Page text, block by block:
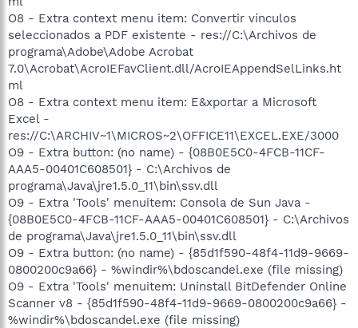
O8 - Extra context menu item: Convertir vínculos
seleccionados a PDF existente - res://C:\Archivos de
programa\Adobe\Adobe Acrobat
7.0\Acrobat\AcroIEFavClient.dll/AcroIEAppendSelLinks.ht
ml
O8 - Extra context menu item: E&xportar a Microsoft
Excel -
res://C:\ARCHIV~1\MICROS~2\OFFICE11\EXCEL.EXE/3000
O9 - Extra button: (no name) - {08B0E5C0-4FCB-11CF-
AAA5-00401C608501} - C:\Archivos de
programa\Java\jre1.5.0_11\bin\ssv.dll
O9 - Extra 'Tools' menuitem: Consola de Sun Java -
{08B0E5C0-4FCB-11CF-AAA5-00401C608501} - C:\Archivos
de programa\Java\jre1.5.0_11\bin\ssv.dll
O9 - Extra button: (no name) - {85d1f590-48f4-11d9-9669-
0800200c9a66} - %windir%\bdoscandel.exe (file missing)
O9 - Extra 'Tools' menuitem: Uninstall BitDefender Online
Scanner v8 - {85d1f590-48f4-11d9-9669-0800200c9a66} -
%windir%\bdoscandel.exe (file missing)